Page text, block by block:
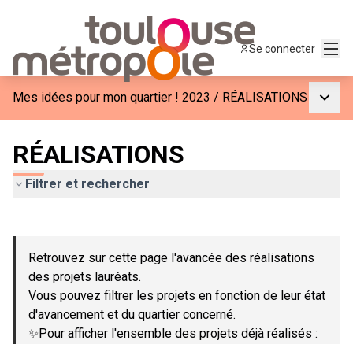
Se connecter
Mes idées pour mon quartier ! 2023 / RÉALISATIONS
RÉALISATIONS
Filtrer et rechercher
−
Retrouvez sur cette page l'avancée des réalisations
des projets lauréats.
Vous pouvez filtrer les projets en fonction de leur état
d'avancement et du quartier concerné.
✨Pour afficher l'ensemble des projets déjà réalisés :